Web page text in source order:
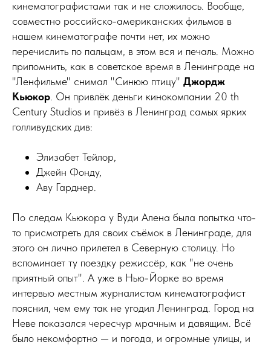
кинематографистами так и не сложилось. Вообще,
совместно российско-американских фильмов в
нашем кинематографе почти нет, их можно
перечислить по пальцам, в этом вся и печаль. Можно
припомнить, как в советское время в Ленинграде на
"Ленфильме" снимал "Синюю птицу" Джордж
Кьюкор . Он привлёк деньги кинокомпании 20 th
Century Studios и привёз в Ленинград самых ярких
голливудских див:
Элизабет Тейлор,
Джейн Фонду,
Аву Гарднер.
По следам Кьюкора у Вуди Алена была попытка что-
то присмотреть для своих съёмок в Ленинграде, для
этого он лично прилетел в Северную столицу. Но
вспоминает ту поездку режиссёр, как "не очень
приятный опыт". А уже в Нью-Йорке во время
интервью местным журналистам кинематографист
пояснил, чем ему так не угодил Ленинград. Город на
Неве показался чересчур мрачным и давящим. Всё
было некомфортно — и погода, и огромные улицы, и